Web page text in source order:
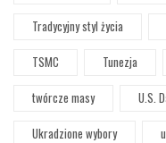
Tradycyjny styl życia
TSMC
Tunezja
twórcze masy
U.S.
Ukradzione wybory